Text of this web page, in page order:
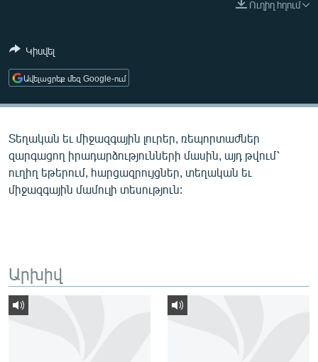
ՄԵԿՆԱԲԱՆՈՒԹՅՈՒՆ
ԿՈՐՈՆԱՎԻՐՈՒՍ
ԱՐԽԻՎ
ՏԵՍԱՆՅՈՒԹԵՐ
ՓՈԴՔԱՍԹ
Հայերեն
Ուղիղ հղում
Կիսվել
Ավելացրեք մեզ Google-ում
Տեղական եւ միջազգային լուրեր, ռեպորտաժներ
զարգացող իրադարձությունների մասին, այդ թվում՝
ուղիղ եթերում, հարցազրույցներ, տեղական եւ
միջազգային մամուլի տեսություն:
Արխիվ